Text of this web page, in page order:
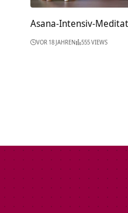
Asana-Intensiv-
VOR 18 JAHREN 555 VIEWS